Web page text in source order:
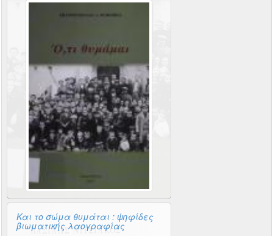
Και το σώμα θυμάται : ψηφίδες
βιωματικής λαογραφίας